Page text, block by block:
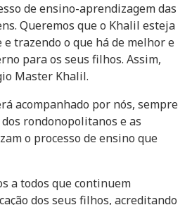
de ensino-aprendizagem das
Queremos que o Khalil esteja
trazendo o que há de melhor e
para os seus filhos. Assim,
Master Khalil.
acompanhado por nós, sempre
rondonopolitanos e as
o processo de ensino que
a todos que continuem
dos seus filhos, acreditando